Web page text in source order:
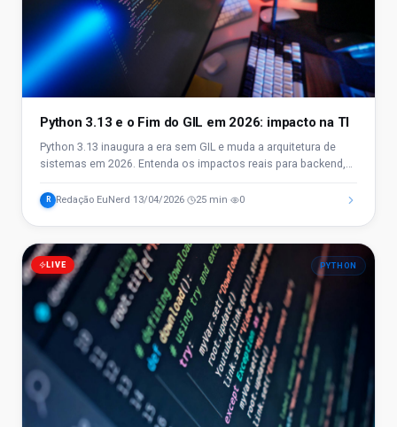
Python 3.13 e o Fim do GIL em 2026: impacto na TI
Python 3.13 inaugura a era sem GIL e muda a arquitetura de
sistemas em 2026. Entenda os impactos reais para backend,
R Redação EuNerd 13/04/2026 25 min 0
LIVE PYTHON